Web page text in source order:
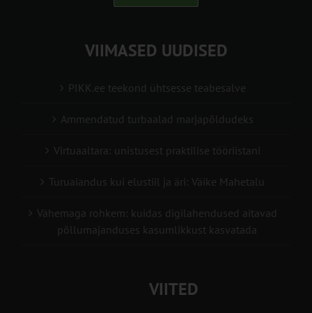
VIIMASED UUDISED
PIKK.ee teekond ühtsesse teabesalve
Ammendatud turbaalad marjapõldudeks
Virtuaaltara: unistusest praktilise tööriistani
Turuaiandus kui elustiil ja äri: Väike Mahetalu
Vähemaga rohkem: kuidas digilahendused aitavad
põllumajanduses kasumlikkust kasvatada
VIITED